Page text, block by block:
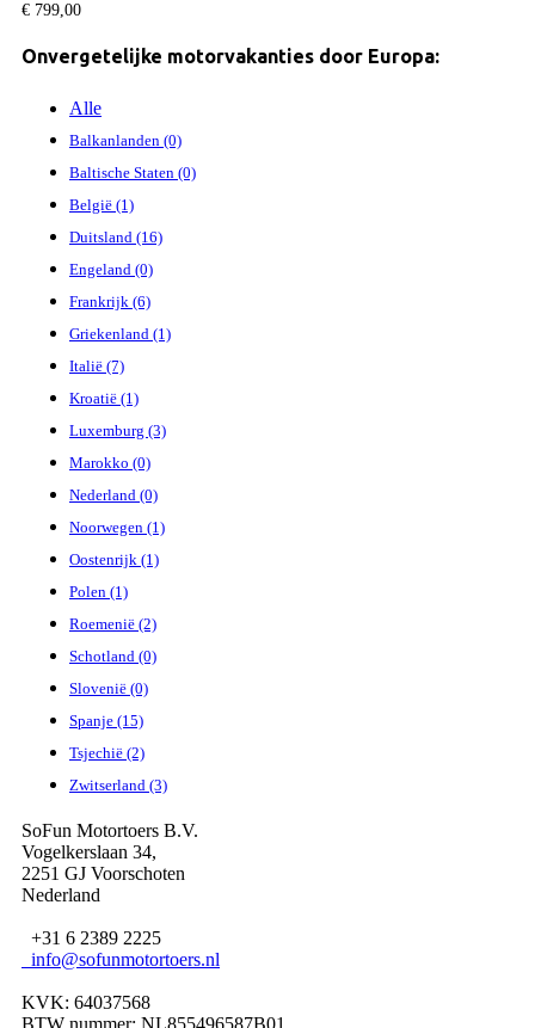
€ 799,00
Onvergetelijke motorvakanties door Europa:
Alle
Balkanlanden (0)
Baltische Staten (0)
België (1)
Duitsland (16)
Engeland (0)
Frankrijk (6)
Griekenland (1)
Italië (7)
Kroatië (1)
Luxemburg (3)
Marokko (0)
Nederland (0)
Noorwegen (1)
Oostenrijk (1)
Polen (1)
Roemenië (2)
Schotland (0)
Slovenië (0)
Spanje (15)
Tsjechië (2)
Zwitserland (3)
SoFun Motortoers B.V.
Vogelkerslaan 34,
2251 GJ Voorschoten
Nederland
+31 6 2389 2225
info@sofunmotortoers.nl
KVK: 64037568
BTW nummer: NL855496587B01